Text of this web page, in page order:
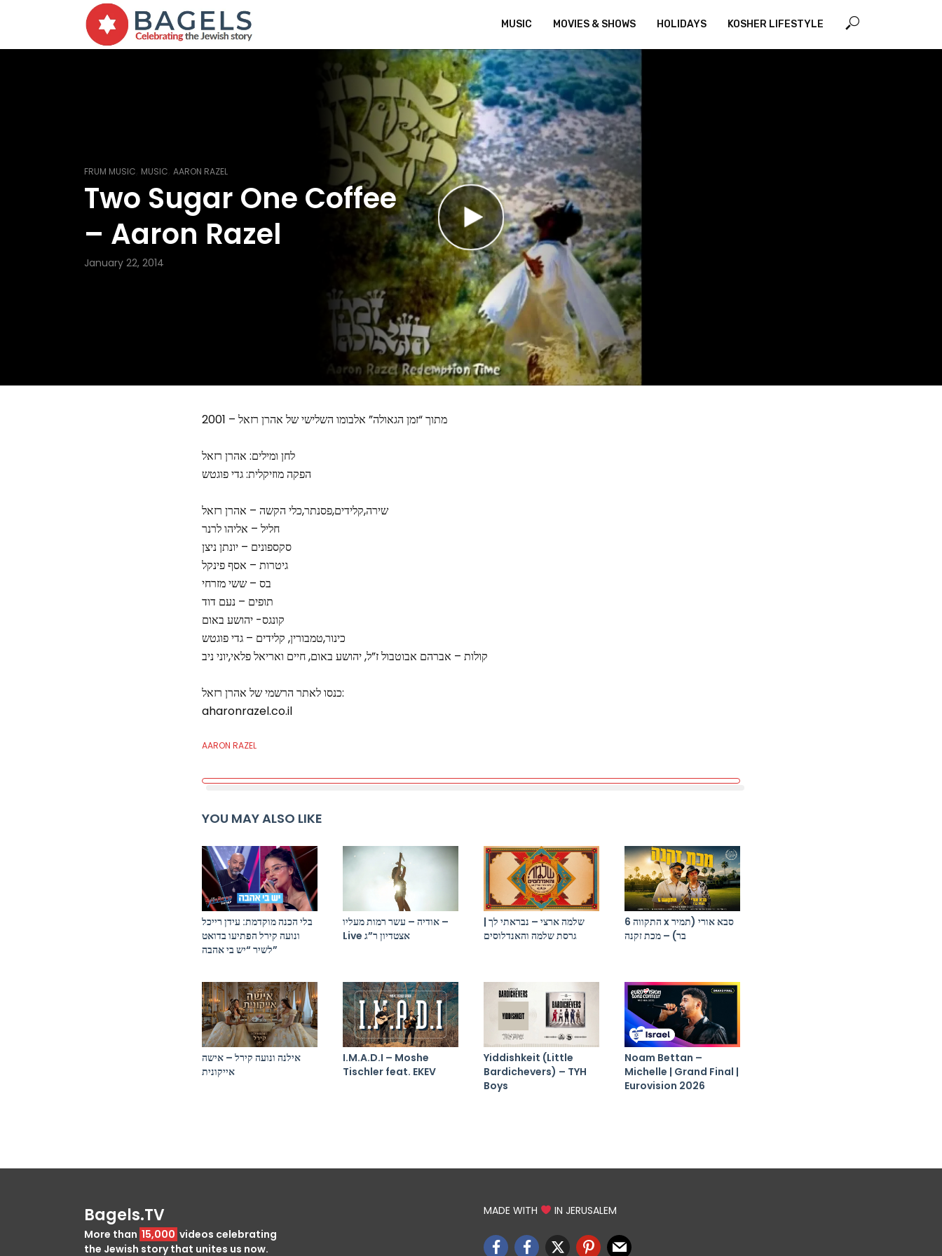
MUSIC MOVIES & SHOWS HOLIDAYS KOSHER LIFESTYLE
FRUM MUSIC MUSIC AARON RAZEL
Two Sugar One Coffee
– Aaron Razel
January 22, 2014
מתוך “זמן הגאולה” אלבומו השלישי של אהרן רזאל – 2001
לחן ומילים: אהרן רזאל
הפקה מוזיקלית: גדי פוגטש
שירה,קלידים,פסנתר,כלי הקשה – אהרן רזאל
חליל – אליהו לרנר
סקספונים – יונתן ניצן
גיטרות – אסף פינקל
בס – ששי מזרחי
תופים – נעם דוד
קונגס- יהושע באום
כינור,טמבורין, קלידים – גדי פוגטש
קולות – אברהם אבוטבול ז”ל, יהושע באום, חיים ואריאל פלאי,יוני ניב
כנסו לאתר הרשמי של אהרן רזאל:
aharonrazel.co.il
AARON RAZEL
YOU MAY ALSO LIKE
בלי הכנה מוקדמת: עידן רייכל
ונועה קירל הפתיעו בדואט
לשיר “יש בי אהבה”
אודיה – עשר רמות מעליו –
Live אצטדיון ר”ג
שלמה ארצי – נבראתי לך |
גרסת שלמה והאנדלוסים
התקווה 6 x סבא אורי (תמיר
בר) – מכת זקנה
אילנה ונועה קירל – אישה
אייקונית
I.M.A.D.I – Moshe
Tischler feat. EKEV
Yiddishkeit (Little
Bardichevers) – TYH
Boys
Noam Bettan –
Michelle | Grand Final |
Eurovision 2026
Bagels.TV
More than 15,000 videos celebrating
the Jewish story that unites us now.
MADE WITH IN JERUSALEM